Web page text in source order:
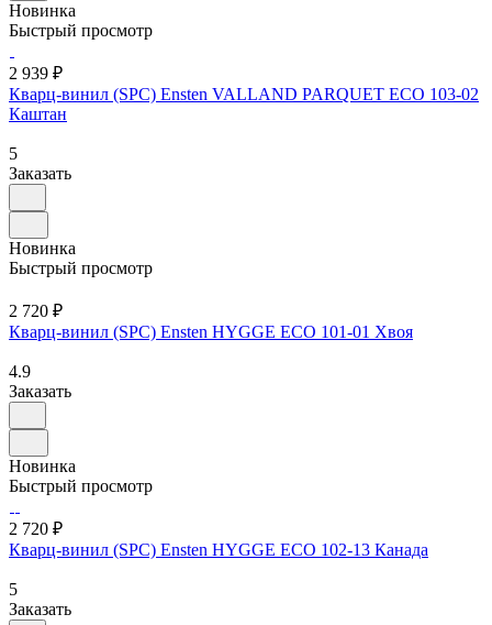
Новинка
Быстрый просмотр
2 939 ₽
Кварц-винил (SPC) Ensten VALLAND PARQUET ECO 103-02
Каштан
5
Заказать
Новинка
Быстрый просмотр
2 720 ₽
Кварц-винил (SPC) Ensten HYGGE ECO 101-01 Хвоя
4.9
Заказать
Новинка
Быстрый просмотр
2 720 ₽
Кварц-винил (SPC) Ensten HYGGE ECO 102-13 Канада
5
Заказать